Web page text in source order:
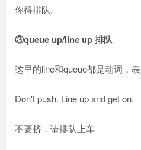
你得排队。
③queue up/line up 排队
这里的line和queue都是动词，表
Don't push. Line up and get on.
不要挤，请排队上车